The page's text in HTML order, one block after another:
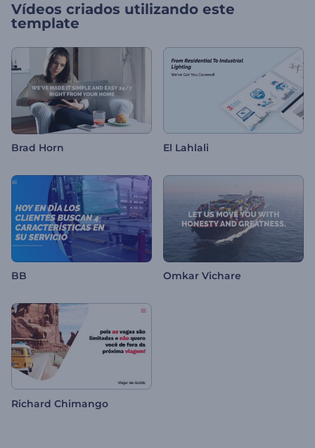
Vídeos criados utilizando este
template
Brad Horn El Lahlali
BB Omkar Vichare
Richard Chimango